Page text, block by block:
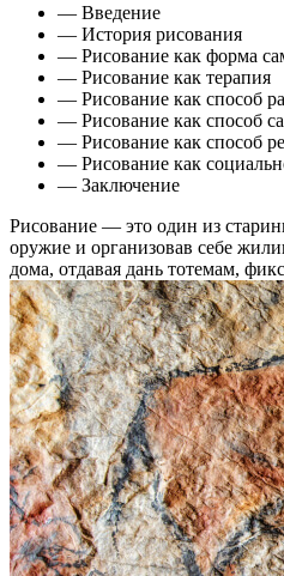
— Введение
— История рисования
— Рисование как форма
— Рисование как терапия
— Рисование как способ
— Рисование как способ
— Рисование как способ
— Рисование как
— Заключение
Рисование — это один из
оружие и организовав себе
дома, отдавая дань тотемам,